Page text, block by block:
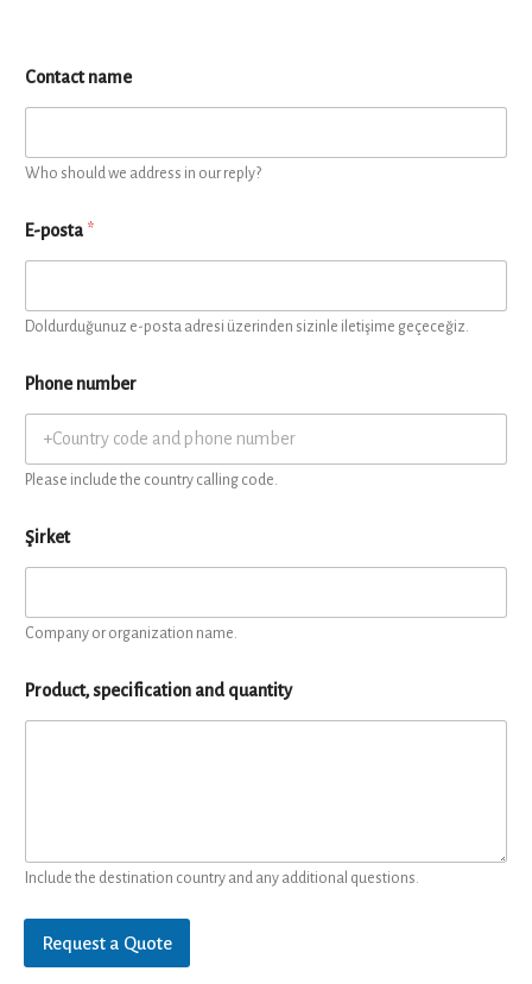
Contact name
Who should we address in our reply?
E-posta *
Doldurduğunuz e-posta adresi üzerinden sizinle iletişime geçeceğiz.
Phone number
Please include the country calling code.
Şirket
Company or organization name.
Product, specification and quantity
Include the destination country and any additional questions.
Request a Quote